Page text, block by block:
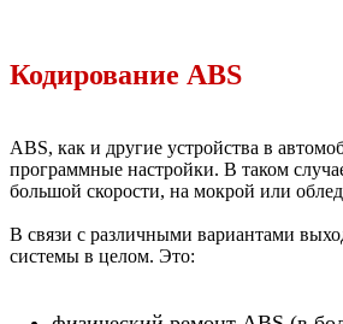
Кодирование ABS
ABS, как и другие устройства в
программные настройки. В таком
большой скорости, на мокрой или
В связи с различными вариантами
системы в целом. Это: